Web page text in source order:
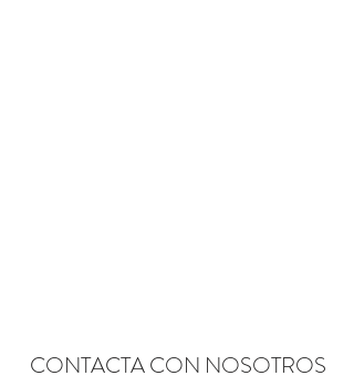
CONTACTA CON NOSOTROS